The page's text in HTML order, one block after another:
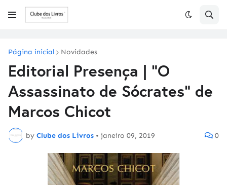
Página inicial Novidades
Editorial Presença | "O
Assassinato de Sócrates" de
Marcos Chicot
by Clube dos Livros • janeiro 09, 2019 0